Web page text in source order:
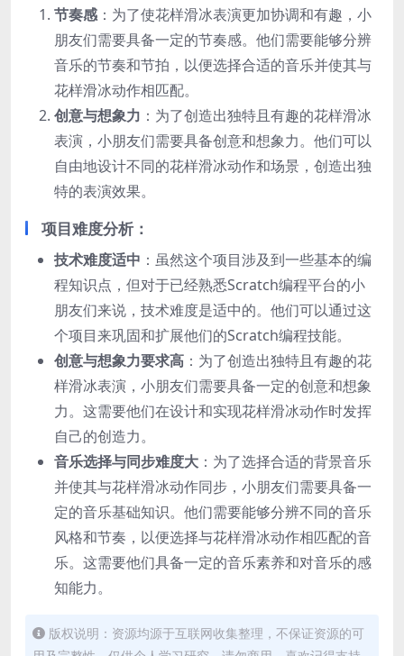
节奏感 ：为了使花样滑冰表演更加协调和有趣，小
朋友们需要具备一定的节奏感。他们需要能够分辨
音乐的节奏和节拍，以便选择合适的音乐并使其与
花样滑冰动作相匹配。
创意与想象力 ：为了创造出独特且有趣的花样滑冰
表演，小朋友们需要具备创意和想象力。他们可以
自由地设计不同的花样滑冰动作和场景，创造出独
特的表演效果。
项目难度分析：
技术难度适中 ：虽然这个项目涉及到一些基本的编
程知识点，但对于已经熟悉Scratch编程平台的小
朋友们来说，技术难度是适中的。他们可以通过这
个项目来巩固和扩展他们的Scratch编程技能。
创意与想象力要求高 ：为了创造出独特且有趣的花
样滑冰表演，小朋友们需要具备一定的创意和想象
力。这需要他们在设计和实现花样滑冰动作时发挥
自己的创造力。
音乐选择与同步难度大 ：为了选择合适的背景音乐
并使其与花样滑冰动作同步，小朋友们需要具备一
定的音乐基础知识。他们需要能够分辨不同的音乐
风格和节奏，以便选择与花样滑冰动作相匹配的音
乐。这需要他们具备一定的音乐素养和对音乐的感
知能力。
版权说明：资源均源于互联网收集整理，不保证资源的可